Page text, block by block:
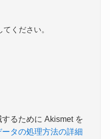
ください。
るために Akismet を
ータの処理方法の詳細